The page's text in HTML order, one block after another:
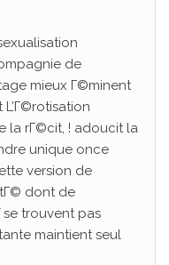
de
mieux Г©minent
la rГ©cit, ! adoucit la
unique once
version de
dont de
trouvent pas
maintient seul